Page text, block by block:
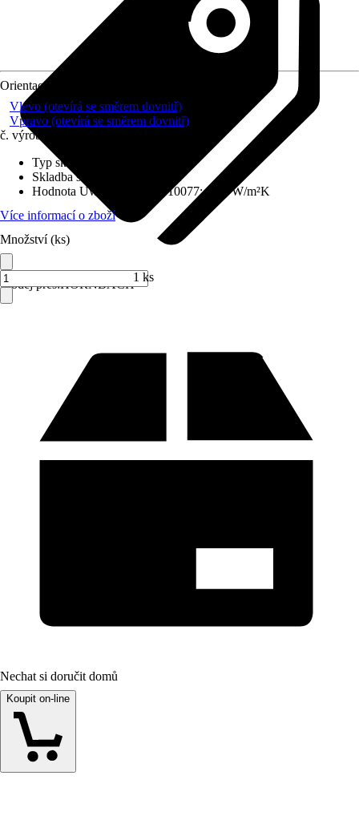
Prodej přes:HORNBACH
Orientace
Vlevo (otevírá se směrem dovnitř)
Vpravo (otevírá se směrem dovnitř)
č. výrobku
Typ skla
Skladba skla
Trojitě zasklené
Hodnota Uw dle DIN EN 10077:0,98 W/m²K
Více informací o zboží
Množství (ks)
1 ks
Nechat si doručit domů
Koupit on-line